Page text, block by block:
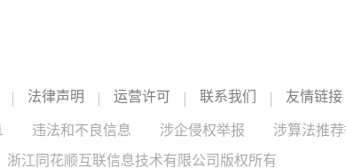
法律声明 运营许可 联系我们 友情链接
违法和不良信息 涉企侵权举报 涉算法推
浙江同花顺互联信息技术有限公司版权所有